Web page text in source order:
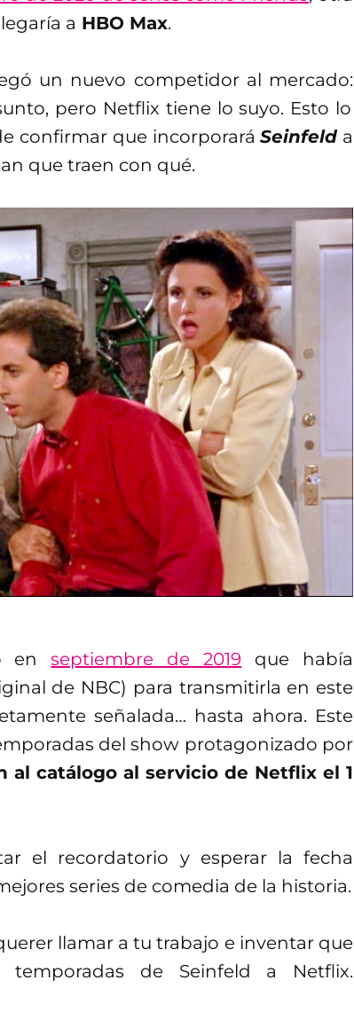
a HBO Max.
un nuevo competidor al mercado:
pero Netflix tiene lo suyo. Esto lo
confirmar que incorporaráSeinfelda
que traen con qué.
enseptiembre de 2019 que había
de NBC) para transmitirla en este
señalada… hasta ahora. Este
del show protagonizado por
al catálogo al servicio de Netflix el 1
el recordatorio y esperar la fecha
series de comedia de la historia.
llamar a tu trabajo e inventar que
de Seinfeld a Netflix.